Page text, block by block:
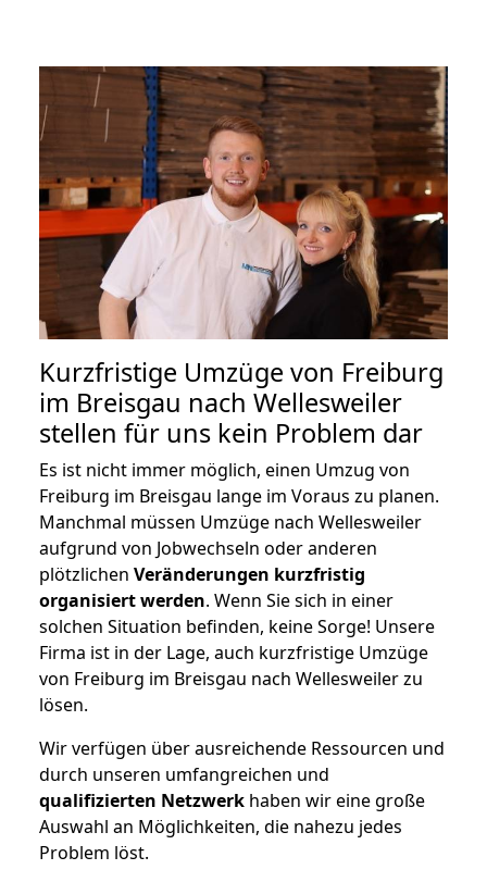
Kurzfristige Umzüge von Freiburg
im Breisgau nach Wellesweiler
stellen für uns kein Problem dar
Es ist nicht immer möglich, einen Umzug von
Freiburg im Breisgau lange im Voraus zu planen.
Manchmal müssen Umzüge nach Wellesweiler
aufgrund von Jobwechseln oder anderen
plötzlichen Veränderungen kurzfristig
organisiert werden. Wenn Sie sich in einer
solchen Situation befinden, keine Sorge! Unsere
Firma ist in der Lage, auch kurzfristige Umzüge
von Freiburg im Breisgau nach Wellesweiler zu
lösen.
Wir verfügen über ausreichende Ressourcen und
durch unseren umfangreichen und
qualifizierten Netzwerk haben wir eine große
Auswahl an Möglichkeiten, die nahezu jedes
Problem löst.